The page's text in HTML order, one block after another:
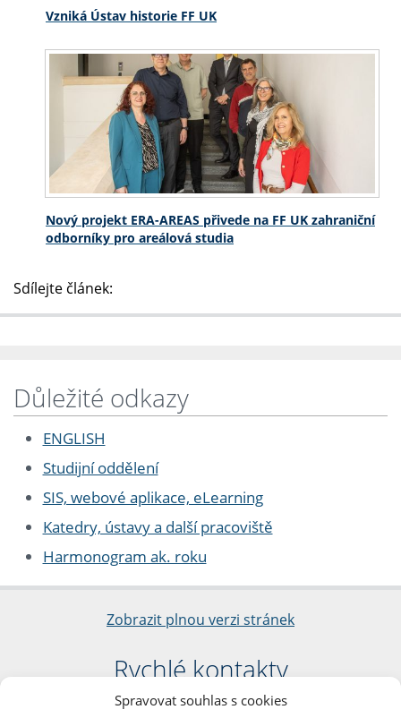
Spravovat souhlas s cookies
Vzniká Ústav historie FF UK
Nový projekt ERA-AREAS přivede na FF UK zahraniční
odborníky pro areálová studia
Sdílejte článek:
Důležité odkazy
ENGLISH
Studijní oddělení
SIS, webové aplikace, eLearning
Katedry, ústavy a další pracoviště
Harmonogram ak. roku
Zobrazit plnou verzi stránek
Rychlé kontakty
Filozofická fakulta